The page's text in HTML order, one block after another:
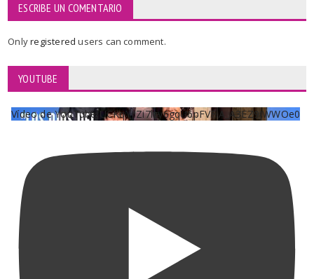
ESCRIBE UN COMENTARIO
Onlyregisteredusers can comment.
YOUTUBE
Vídeo de YouTube UCKqYjiZi7lzy6gqU6pFVFiA_A3EZ9JWWOe0